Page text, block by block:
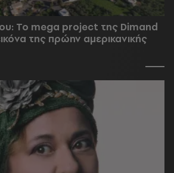
To mega project της Dimand
της πρώην αμερικανικής